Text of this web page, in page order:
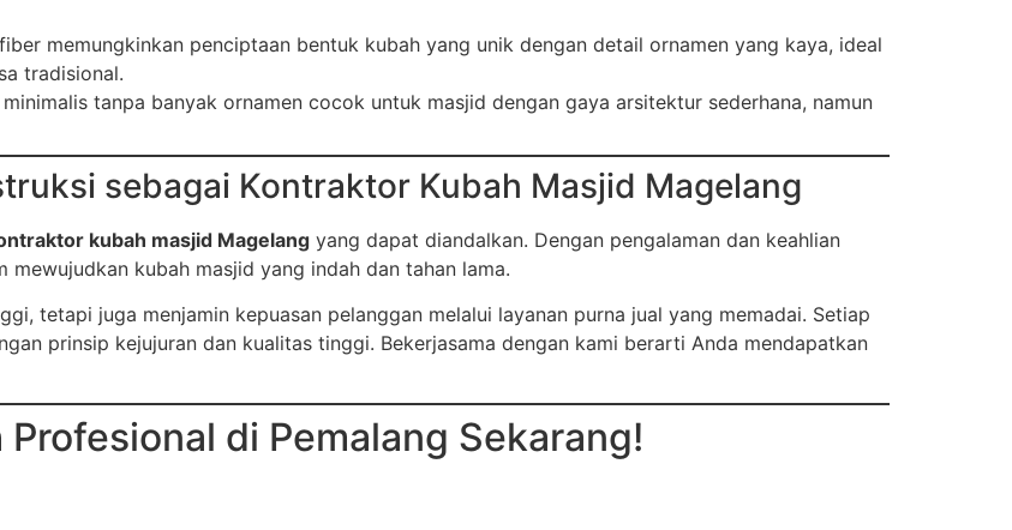
memungkinkan penciptaan bentuk kubah yang unik dengan detail ornamen yang kaya, ideal
tradisional.
minimalis tanpa banyak ornamen cocok untuk masjid dengan gaya arsitektur sederhana, namun
sebagai Kontraktor Kubah Masjid Magelang
kubah masjid Magelang yang dapat diandalkan. Dengan pengalaman dan keahlian
kubah masjid yang indah dan tahan lama.
tetapi juga menjamin kepuasan pelanggan melalui layanan purna jual yang memadai. Setiap
prinsip kejujuran dan kualitas tinggi. Bekerjasama dengan kami berarti Anda mendapatkan
di Pemalang Sekarang!